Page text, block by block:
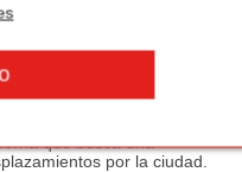
de mujer baratas
con una estética
coloresy con detalles
que busca una
por la ciudad.